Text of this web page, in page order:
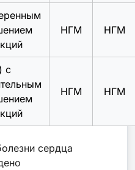
НГМ НГМ
с
НГМ НГМ
сердца